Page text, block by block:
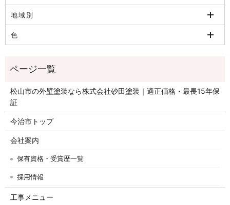
地域別
色
松山市の外壁塗装なら株式会社砂田塗装｜適正価格・最長15年保
証
今治市トップ
会社案内
保有資格・受賞歴一覧
採用情報
工事メニュー